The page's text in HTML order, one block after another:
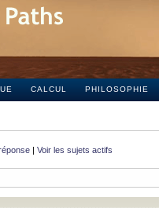
CALCUL PHILOSOPHIE
| Voir les sujets actifs